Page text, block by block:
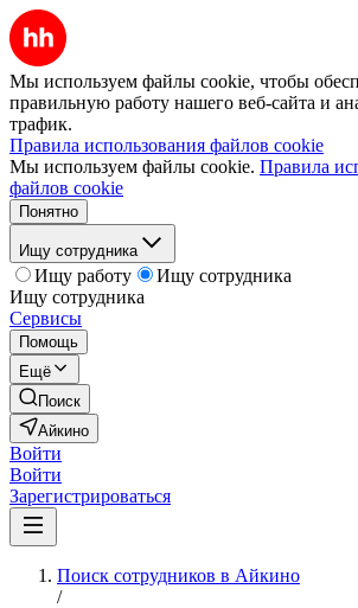
Мы используем файлы cookie, чтобы
правильную работу нашего веб-сайта и
трафик.
Правила использования файлов cookie
Мы используем файлы cookie. Правила
файлов cookie
Понятно
Ищу сотрудника
Ищу работу
Ищу сотрудника
Ищу сотрудника
Сервисы
Помощь
Ещё
Поиск
Айкино
Войти
Войти
Зарегистрироваться
Поиск сотрудников в Айкино
/